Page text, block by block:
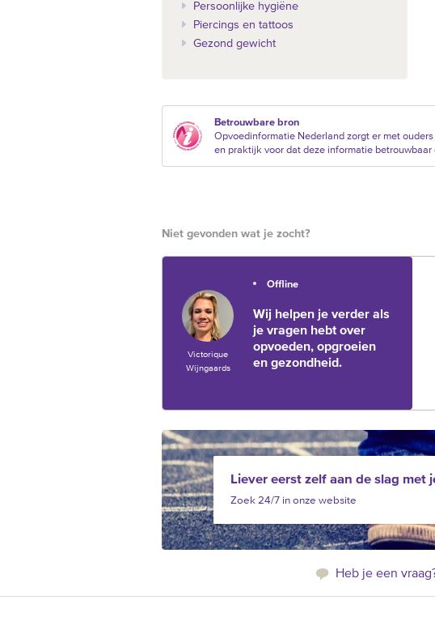
Persoonlijke hygiëne
Piercings en tattoos
Gezond gewicht
Betrouwbare bron
Opvoedinformatie Nederland zorgt er met
en praktijk voor dat deze informatie betrouwbaar
Niet gevonden wat je zocht?
Victorique
Wijngaards
Offline
Wij helpen je verder als
je vragen hebt over
opvoeden, opgroeien
en gezondheid.
Liever eerst zelf aan de slag met
Zoek 24/7 in onze website
Heb je een